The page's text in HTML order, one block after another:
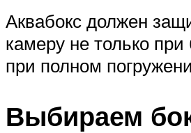
Аквабокс должен
камеру не только при
при полном
Выбираем